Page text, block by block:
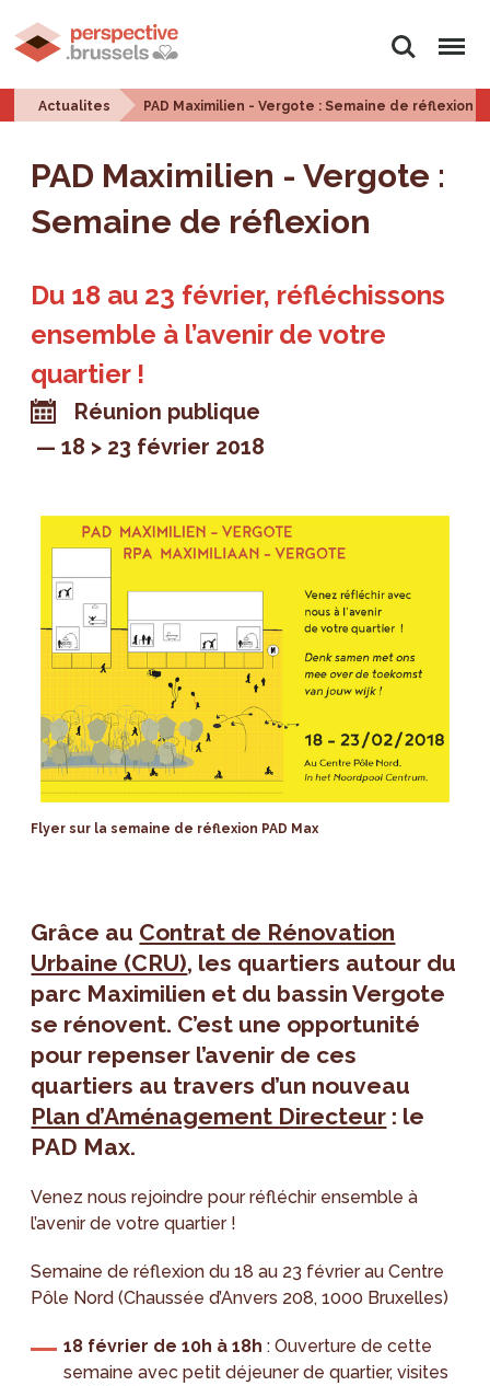
Rechercher
Menu
Actualites PAD Maximilien - Vergote : Semaine de réflexion
PAD Maximilien - Vergote :
Semaine de réflexion
Du 18 au 23 février, réfléchissons
ensemble à l’avenir de votre
quartier !
Réunion publique
18 > 23 février 2018
Flyer sur la semaine de réflexion PAD Max
Grâce au Contrat de Rénovation
Urbaine (CRU), les quartiers autour du
parc Maximilien et du bassin Vergote
se rénovent. C’est une opportunité
pour repenser l’avenir de ces
quartiers au travers d’un nouveau
Plan d’Aménagement Directeur : le
PAD Max.
Venez nous rejoindre pour réfléchir ensemble à
l’avenir de votre quartier !
Semaine de réflexion du 18 au 23 février au Centre
Pôle Nord (Chaussée d’Anvers 208, 1000 Bruxelles)
18 février de 10h à 18h : Ouverture de cette
semaine avec petit déjeuner de quartier, visites